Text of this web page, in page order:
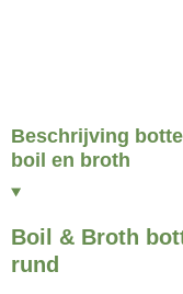
Beschrijving
boil en broth
Boil & Broth
rund